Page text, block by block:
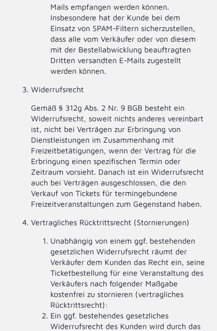
Mails empfangen werden können.
Insbesondere hat der Kunde bei dem
Einsatz von SPAM-Filtern sicherzustellen,
dass alle vom Verkäufer oder von diesem
mit der Bestellabwicklung beauftragten
Dritten versandten E-Mails zugestellt
werden können.
Widerrufsrecht
Gemäß § 312g Abs. 2 Nr. 9 BGB besteht ein
Widerrufsrecht, soweit nichts anderes vereinbart
ist, nicht bei Verträgen zur Erbringung von
Dienstleistungen im Zusammenhang mit
Freizeitbetätigungen, wenn der Vertrag für die
Erbringung einen spezifischen Termin oder
Zeitraum vorsieht. Danach ist ein Widerrufsrecht
auch bei Verträgen ausgeschlossen, die den
Verkauf von Tickets für termingebundene
Freizeitveranstaltungen zum Gegenstand haben.
Vertragliches Rücktrittsrecht (Stornierungen)
Unabhängig von einem ggf. bestehenden
gesetzlichen Widerrufsrecht räumt der
Verkäufer dem Kunden das Recht ein, seine
Ticketbestellung für eine Veranstaltung des
Verkäufers nach folgender Maßgabe
kostenfrei zu stornieren (vertragliches
Rücktrittsrecht):
Ein ggf. bestehendes gesetzliches
Widerrufsrecht des Kunden wird durch das